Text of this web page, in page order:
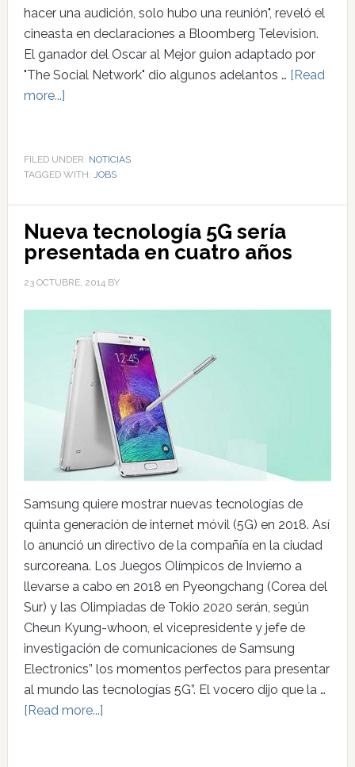
hacer una audición, solo hubo una reunión", reveló el
cineasta en declaraciones a Bloomberg Television.
El ganador del Oscar al Mejor guion adaptado por
"The Social Network" dio algunos adelantos … [Read
more...]
FILED UNDER: NOTICIAS
TAGGED WITH: JOBS
Nueva tecnología 5G sería
presentada en cuatro años
23 OCTUBRE, 2014BY
Samsung quiere mostrar nuevas tecnologías de
quinta generación de internet móvil (5G) en 2018. Así
lo anunció un directivo de la compañía en la ciudad
surcoreana. Los Juegos Olímpicos de Invierno a
llevarse a cabo en 2018 en Pyeongchang (Corea del
Sur) y las Olimpiadas de Tokio 2020 serán, según
Cheun Kyung-whoon, el vicepresidente y jefe de
investigación de comunicaciones de Samsung
Electronics” los momentos perfectos para presentar
al mundo las tecnologías 5G”. El vocero dijo que la …
[Read more...]